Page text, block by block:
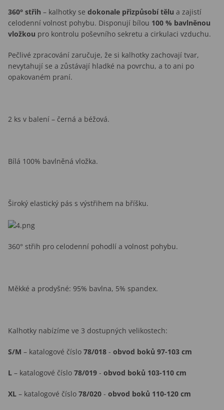
360° střih – kalhotky se dokonale přizpůsobí tělu a zajistí
celodenní volnost pohybu. Disponují bílou 100 % bavlněnou
vložkou pro kontrolu poševního sekretu a cirkulaci vzduchu.
Pečlivé zpracování zaručuje, že si kalhotky zachovají tvar,
nevytahují se a zůstávají hladké na povrchu, a to ani po
opakovaném praní.
2 ks v balení – černá a béžová.
Bílá 100% bavlněná vložka.
Široký elastický pás s výstřihem na bříšku.
360° střih pro celodenní pohodlí a volnost pohybu.
Měkké a prodyšné: 95% bavlna, 5% spandex.
Kalhotky nabízíme ve 3 dostupných velikostech:
S/M – katalogové číslo 78/018 - obvod boků 97-103 cm
L – katalogové číslo 78/019 - obvod boků 103-110 cm
XL – katalogové číslo 78/020 - obvod boků 110-120 cm